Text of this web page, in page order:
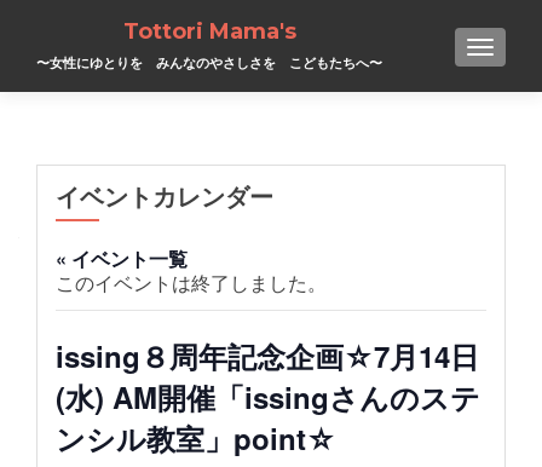
Tottori Mama's
〜女性にゆとりを みんなのやさしさを こどもたちへ〜
イベントカレンダー
« イベント一覧
このイベントは終了しました。
issing８周年記念企画☆7月14日
(水) AM開催「issingさんのステ
ンシル教室」point☆